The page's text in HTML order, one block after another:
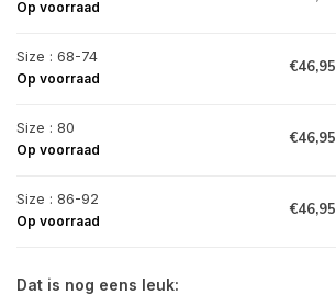
Op voorraad
Size : 68-74
Op voorraad
€46,95
Size : 80
Op voorraad
€46,95
Size : 86-92
Op voorraad
€46,95
Dat is nog eens leuk: